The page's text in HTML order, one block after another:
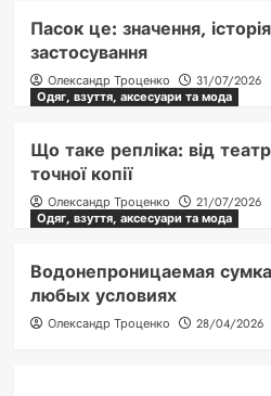
Пасок це: значення,
застосування
Олександр Троценко
31/07/2026
Одяг, взуття, аксесуари та мода
Що таке репліка: від
точної копії
Олександр Троценко
21/07/2026
Одяг, взуття, аксесуари та мода
Водонепроницаемая
любых условиях
Олександр Троценко 28/04/2026